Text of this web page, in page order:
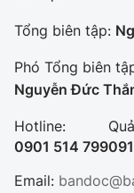
Tổng biên tập:
Phó Tổng biên
Nguyễn Đức
Hotline:
0901 514 799
Email: